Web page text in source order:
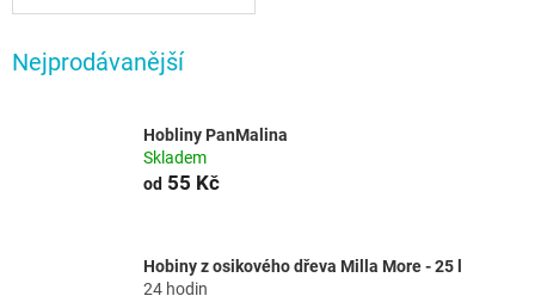
Nejprodávanější
Hobliny PanMalina
Skladem
od 55 Kč
Hobiny z osikového dřeva Milla More - 25 l
24 hodin